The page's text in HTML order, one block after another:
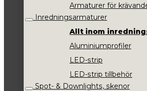
Armaturer för
Inredningsarmaturer
Allt inom
Aluminiumprofiler
LED-strip
LED-strip tillbehör
Spot- & Downlights, skenor